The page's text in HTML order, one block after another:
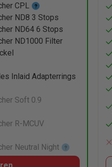
CPL
ND8 3 Stops
ND64 6 Stops
ND1000 Filter
Inlaid Adapterrings
Soft 0.9
R-MCUV
Neutral Night